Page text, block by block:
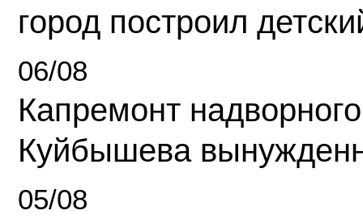
город построил
06/08
Капремонт
Куйбышева
05/08